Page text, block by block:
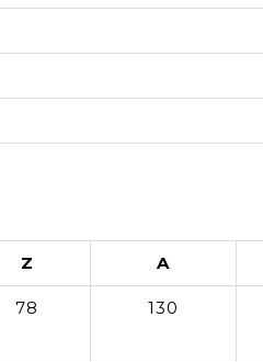
Z A
78 130